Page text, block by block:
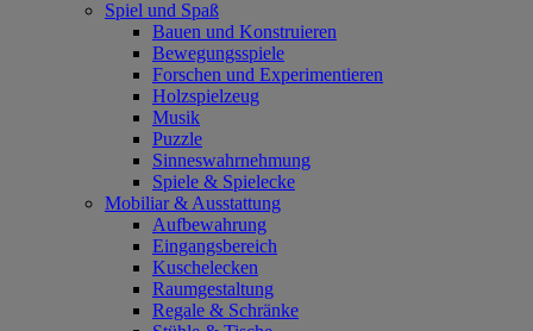
Spiel und Spaß
Bauen und Konstruieren
Bewegungsspiele
Forschen und Experimentieren
Holzspielzeug
Musik
Puzzle
Sinneswahrnehmung
Spiele & Spielecke
Mobiliar & Ausstattung
Aufbewahrung
Eingangsbereich
Kuschelecken
Raumgestaltung
Regale & Schränke